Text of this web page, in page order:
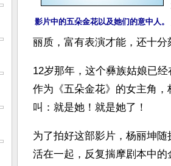
影片中的五朵金花以及她们的意中人。
丽质，富有表演才能，还十分
12岁那年，这个彝族姑娘已
作为《五朵金花》的女主角
叫：就是她！就是她了！
为了拍好这部影片，杨丽坤
活在一起，反复揣摩剧本中的